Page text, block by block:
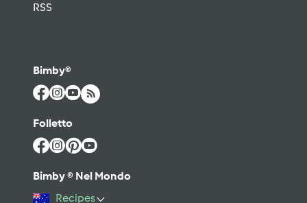
RSS
Bimby®
Folletto
Bimby ® Nel Mondo
Recipes